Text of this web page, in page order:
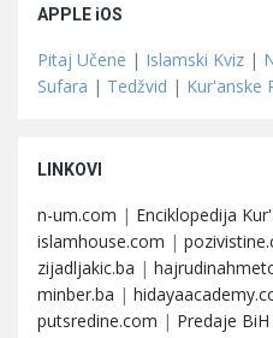
APPLE iOS
Pitaj Učene | Islamski Kviz |
Sufara | Tedžvid | Kur'anske
LINKOVI
n-um.com | Enciklopedija
islamhouse.com |
zijadljakic.ba |
minber.ba |
putsredine.com | Predaje